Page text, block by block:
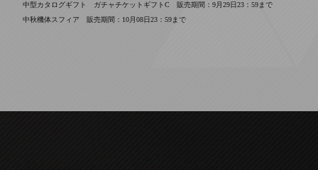
中型カタログギフト ガチャチケットギフトC 販売期間：9月29日23：59まで
中秋機体スフィア 販売期間：10月08日23：59まで